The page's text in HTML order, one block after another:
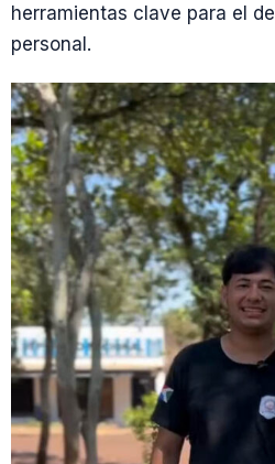
herramientas clave para el
personal.